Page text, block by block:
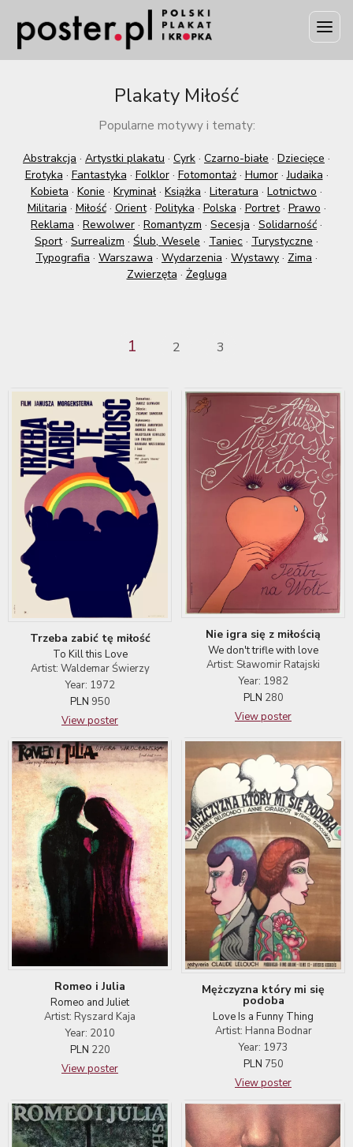
Plakaty Miłość
Popularne motywy i tematy:
Abstrakcja · Artystki plakatu · Cyrk · Czarno-białe · Dziecięce ·
Erotyka · Fantastyka · Folklor· Fotomontaż· Humor·Judaika ·
Kobieta · Konie · Kryminał · Książka · Literatura · Lotnictwo ·
Militaria · Miłość· Orient· Polityka · Polska · Portret· Prawo ·
Reklama · Rewolwer · Romantyzm · Secesja · Solidarność ·
Sport· Surrealizm · Ślub, Wesele · Taniec · Turystyczne ·
Typografia · Warszawa · Wydarzenia · Wystawy · Zima ·
Zwierzęta · Żegluga
1 2 3
Trzeba zabić tę miłość
To Kill this Love
Artist: Waldemar Świerzy
Year: 1972
PLN 950
View poster
Nie igra się z miłością
We don't trifle with love
Artist: Sławomir Ratajski
Year: 1982
PLN 280
View poster
Romeo i Julia
Romeo and Juliet
Artist: Ryszard Kaja
Year: 2010
PLN 220
View poster
Mężczyzna który mi się
podoba
Love Is a Funny Thing
Artist: Hanna Bodnar
Year: 1973
PLN 750
View poster